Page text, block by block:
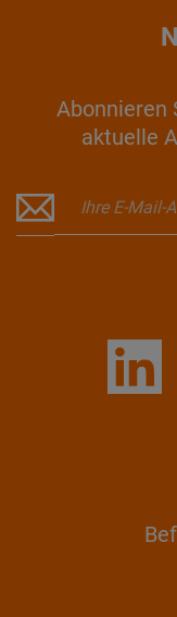
Abonnieren
aktuelle